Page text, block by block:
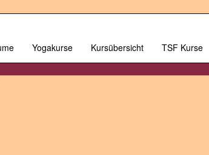
Yogakurse Kursübersicht TSF Kurse